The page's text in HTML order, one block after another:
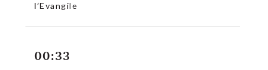
l’Evangile
00:33